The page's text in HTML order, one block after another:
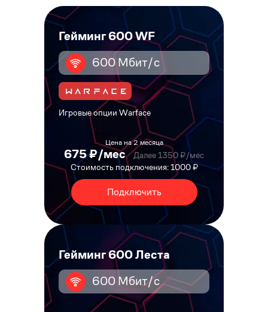
Гейминг 600 WF
600 Мбит/с
Игровые опции Warface
Цена на 2 месяца
675 ₽/мес
Далее 1350 ₽/мес
Стоимость подключения: 1000 ₽
Подключить
Гейминг 600 Леста
600 Мбит/с